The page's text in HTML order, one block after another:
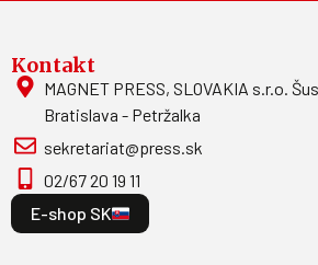
Kontakt
MAGNET PRESS, SLOVAKIA s.r.o.
Bratislava - Petržalka
sekretariat@press.sk
02/67 20 19 11
E-shop SK